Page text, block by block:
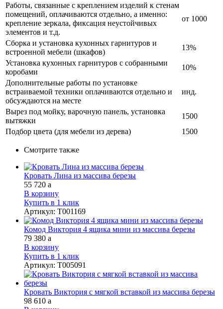
Работы, связанные с креплением изделий к стенам
помещений, оплачиваются отдельно, а именно:
крепление зеркала, фиксация неустойчивых
элементов и т.д.
от 1000
Сборка и установка кухонных гарнитуров и
встроенной мебели (шкафов)
13%
Установка кухонных гарнитуров с собранными
коробами
10%
Дополнительные работы по установке
встраиваемой техники оплачиваются отдельно и
обсуждаются на месте
инд.
Вырез под мойку, варочную панель, установка
вытяжки
1500
Подбор цвета (для мебели из дерева)
1500
Смотрите также
Кровать Лина из массива березы
55 720 a
В корзину
Купить в 1 клик
Артикул: Т001169
Комод Виктория 4 ящика мини из массива березы
79 380 a
В корзину
Купить в 1 клик
Артикул: Т005091
Кровать Виктория с мягкой вставкой из массива березы
98 610 a